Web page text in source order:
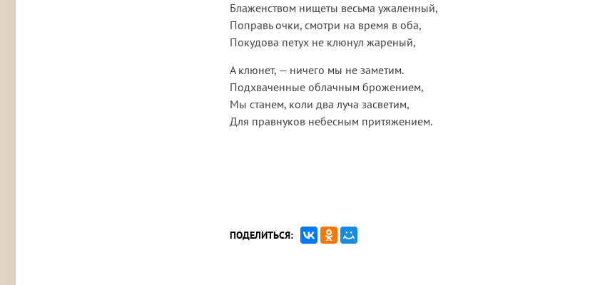
Блаженством нищеты весьма ужаленный,
Поправь очки, смотри на время в оба,
Покудова петух не клюнул жареный,
А клюнет, — ничего мы не заметим.
Подхваченные облачным брожением,
Мы станем, коли два луча засветим,
Для правнуков небесным притяжением.
ПОДЕЛИТЬСЯ: